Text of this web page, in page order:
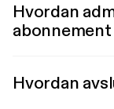
Hvordan
abonnement
Hvordan